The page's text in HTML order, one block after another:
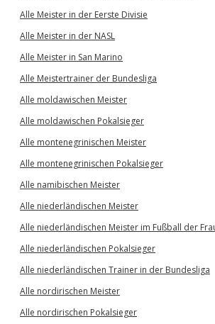
Alle Meister in der Eerste Divisie
Alle Meister in der NASL
Alle Meister in San Marino
Alle Meistertrainer der Bundesliga
Alle moldawischen Meister
Alle moldawischen Pokalsieger
Alle montenegrinischen Meister
Alle montenegrinischen Pokalsieger
Alle namibischen Meister
Alle niederländischen Meister
Alle niederländischen Meister im Fußball der
Alle niederländischen Pokalsieger
Alle niederländischen Trainer in der Bundesliga
Alle nordirischen Meister
Alle nordirischen Pokalsieger